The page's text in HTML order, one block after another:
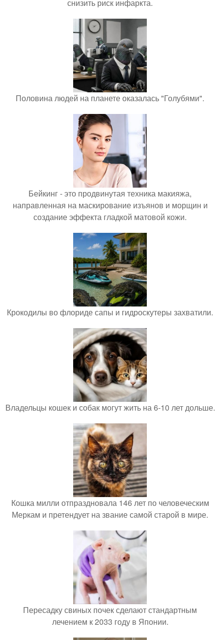
снизить риск инфаркта.
Половина людей на планете оказалась "Голубями".
Бейкинг - это продвинутая техника макияжа,
направленная на маскирование изъянов и морщин и
создание эффекта гладкой матовой кожи.
Крокодилы во флориде сапы и гидроскутеры захватили.
Владельцы кошек и собак могут жить на 6-10 лет дольше.
Кошка милли отпраздновала 146 лет по человеческим
Меркам и претендует на звание самой старой в мире.
Пересадку свиных почек сделают стандартным
лечением к 2033 году в Японии.